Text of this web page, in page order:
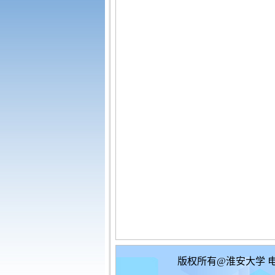
版权所有@淮安大学